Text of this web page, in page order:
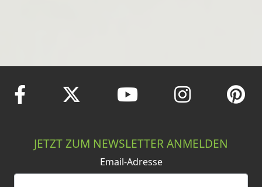
JETZT ZUM NEWSLETTER ANMELDEN
Email-Adresse